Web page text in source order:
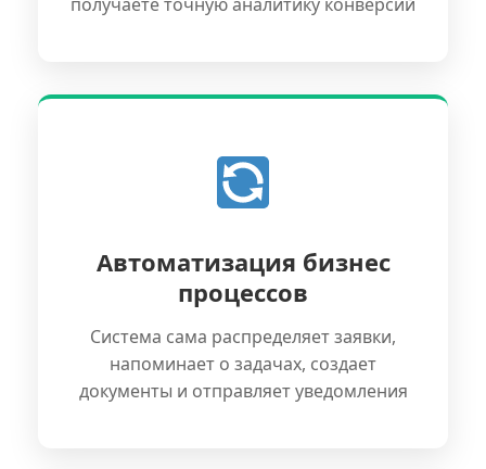
Автоматизация бизнес
процессов
Система сама распределяет заявки,
напоминает о задачах, создает
документы и отправляет уведомления